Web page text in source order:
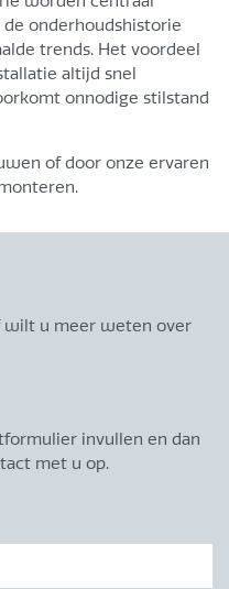
de onderhoudshistorie
trends. Het voordeel
altijd snel
onnodige stilstand
of door onze ervaren
wilt u meer weten over
invullen en dan
met u op.